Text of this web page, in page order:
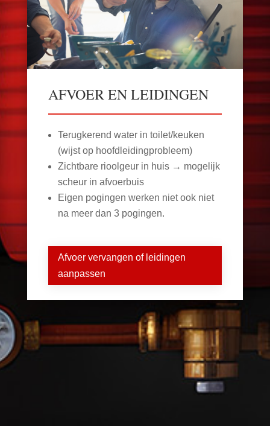
AFVOER EN LEIDINGEN
Terugkerend water in toilet/keuken
(wijst op hoofdleidingprobleem)
Zichtbare rioolgeur in huis → mogelijk
scheur in afvoerbuis
Eigen pogingen werken niet ook niet
na meer dan 3 pogingen.
Afvoer vervangen of leidingen
aanpassen